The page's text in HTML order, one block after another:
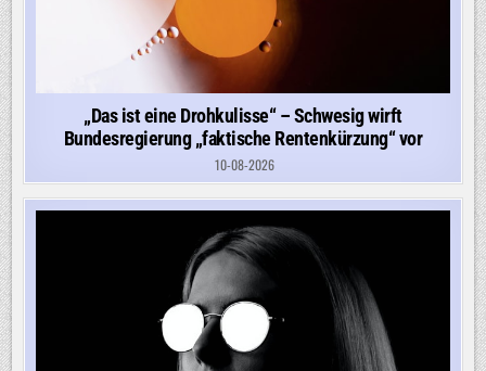
„Das ist eine Drohkulisse“ – Schwesig wirft
Bundesregierung „faktische Rentenkürzung“ vor
10-08-2026